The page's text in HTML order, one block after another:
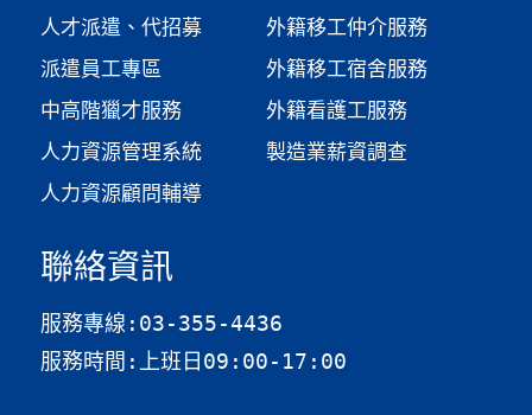
人才派遣、代招募
派遣員工專區
中高階獵才服務
人力資源管理系統
人力資源顧問輔導
外籍移工仲介服務
外籍移工宿舍服務
外籍看護工服務
製造業薪資調查​
聯絡資訊
服務專線:03-355-4436
服務時間:上班日09:00-17:00